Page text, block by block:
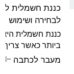
כננת חשמלית
לבחירה ושימוש
כננת חשמלית
ביותר כאשר צריך
להזיז מטען כבד
מעבר לכתבה